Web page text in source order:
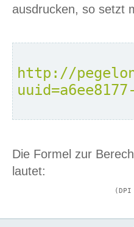
ausdrucken, so setzt
http://
Die Formel zur
lautet: